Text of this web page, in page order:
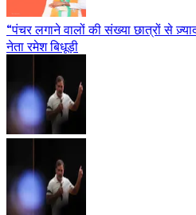
“पंचर लगाने वालों की संख्या छात्रों से
नेता रमेश बिधूड़ी